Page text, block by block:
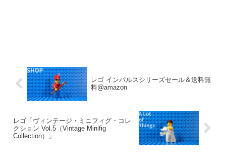
レゴ インパルスシリーズセール＆送料無
料@amazon
レゴ「ヴィンテージ・ミニフィグ・コレ
クション Vol.5（Vintage Minifig
Collection）」